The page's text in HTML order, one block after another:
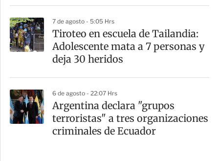
7 de agosto - 5:05 Hrs
Tiroteo en escuela de Tailandia:
Adolescente mata a 7 personas y
deja 30 heridos
6 de agosto - 22:07 Hrs
Argentina declara "grupos
terroristas" a tres organizaciones
criminales de Ecuador